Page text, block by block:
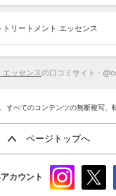
トリートメント エッセンス
エッセンスの口コミサイト -
すべてのコンテンツの無断複写、
ページトップへ
カウント